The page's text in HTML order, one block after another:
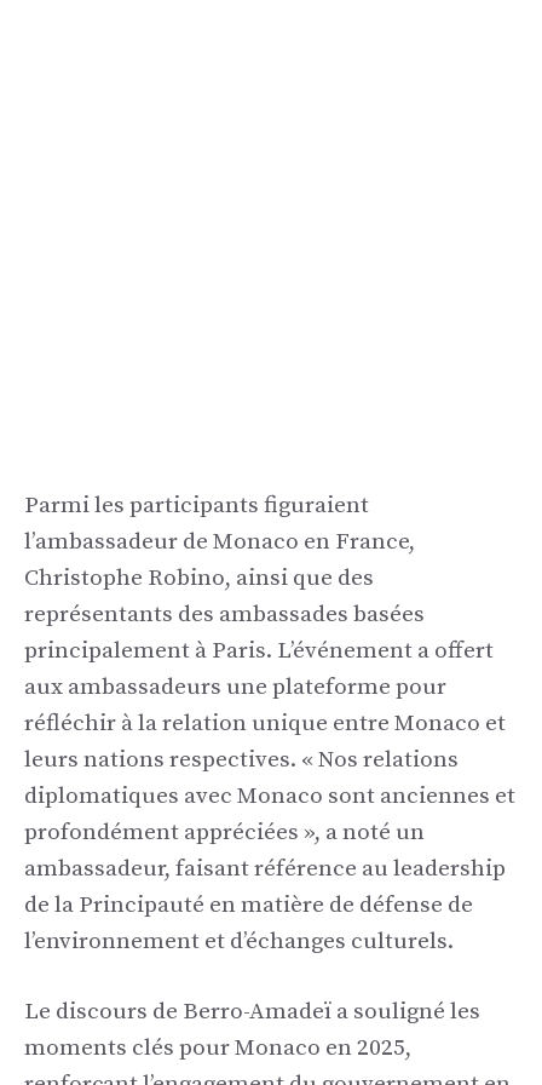
Parmi les participants figuraient
l’ambassadeur de Monaco en France,
Christophe Robino, ainsi que des
représentants des ambassades basées
principalement à Paris. L’événement a offert
aux ambassadeurs une plateforme pour
réfléchir à la relation unique entre Monaco et
leurs nations respectives. « Nos relations
diplomatiques avec Monaco sont anciennes et
profondément appréciées », a noté un
ambassadeur, faisant référence au leadership
de la Principauté en matière de défense de
l’environnement et d’échanges culturels.
Le discours de Berro-Amadeï a souligné les
moments clés pour Monaco en 2025,